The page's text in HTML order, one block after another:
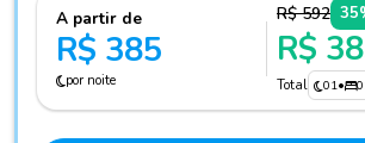
A partir de
R$ 385
por noite
R$ 592
R$
Total 01•